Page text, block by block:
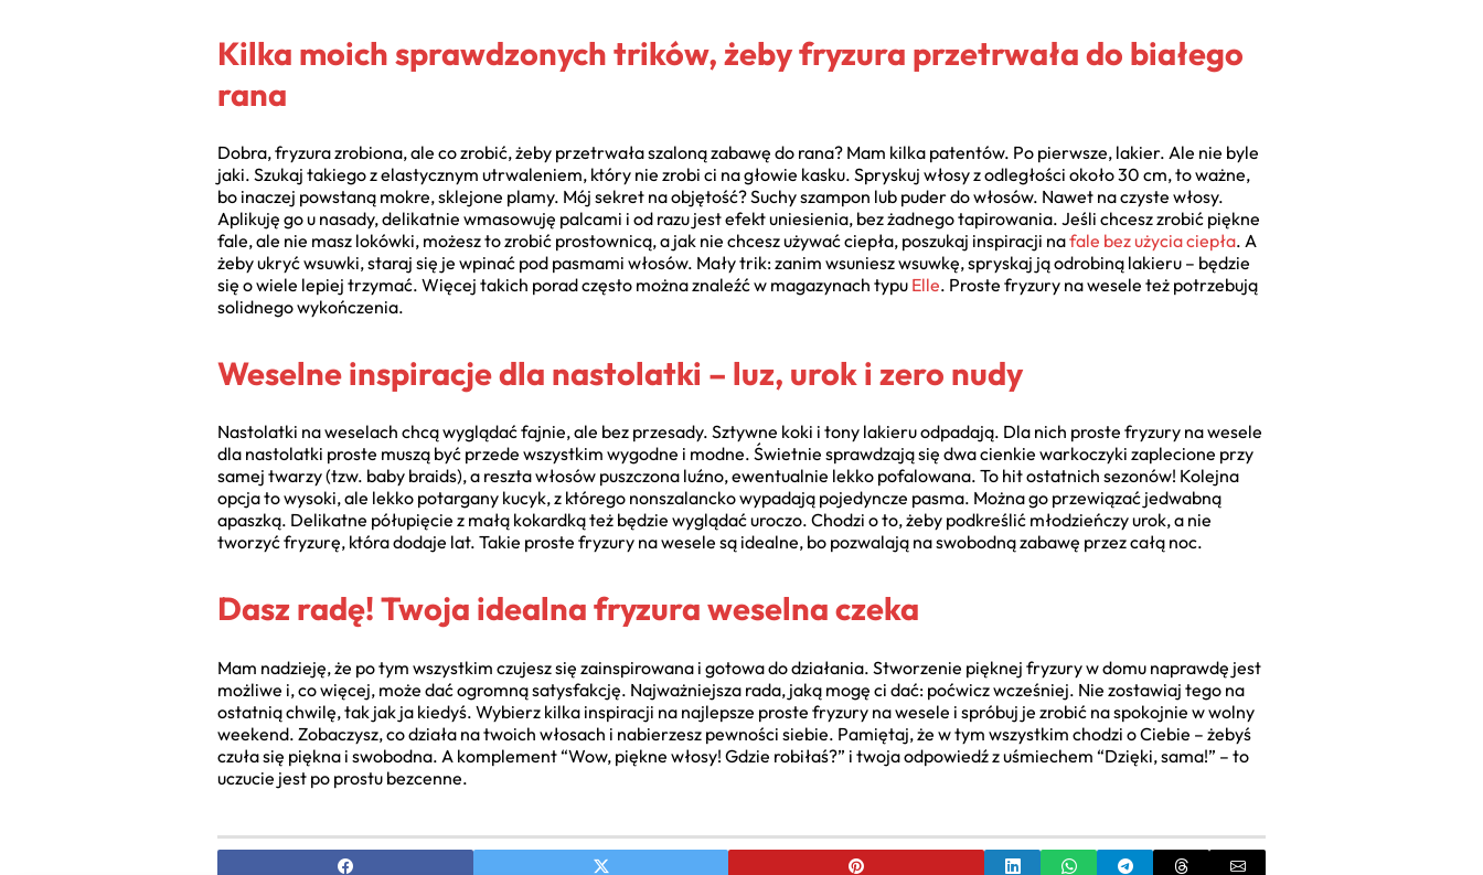
Kilka moich sprawdzonych trików, żeby fryzura przetrwała do białego
rana
Dobra, fryzura zrobiona, ale co zrobić, żeby przetrwała szaloną zabawę do rana? Mam kilka patentów. Po pierwsze, lakier. Ale nie byle
jaki. Szukaj takiego z elastycznym utrwaleniem, który nie zrobi ci na głowie kasku. Spryskuj włosy z odległości około 30 cm, to ważne,
bo inaczej powstaną mokre, sklejone plamy. Mój sekret na objętość? Suchy szampon lub puder do włosów. Nawet na czyste włosy.
Aplikuję go u nasady, delikatnie wmasowuję palcami i od razu jest efekt uniesienia, bez żadnego tapirowania. Jeśli chcesz zrobić piękne
fale, ale nie masz lokówki, możesz to zrobić prostownicą, a jak nie chcesz używać ciepła, poszukaj inspiracji nafale bez użycia ciepła. A
żeby ukryć wsuwki, staraj się je wpinać pod pasmami włosów. Mały trik: zanim wsuniesz wsuwkę, spryskaj ją odrobiną lakieru – będzie
się o wiele lepiej trzymać. Więcej takich porad często można znaleźć w magazynach typu Elle. Proste fryzury na wesele też potrzebują
solidnego wykończenia.
Weselne inspiracje dla nastolatki – luz, urok i zero nudy
Nastolatki na weselach chcą wyglądać fajnie, ale bez przesady. Sztywne koki i tony lakieru odpadają. Dla nich proste fryzury na wesele
dla nastolatki proste muszą być przede wszystkim wygodne i modne. Świetnie sprawdzają się dwa cienkie warkoczyki zaplecione przy
samej twarzy (tzw. baby braids), a reszta włosów puszczona luźno, ewentualnie lekko pofalowana. To hit ostatnich sezonów! Kolejna
opcja to wysoki, ale lekko potargany kucyk, z którego nonszalancko wypadają pojedyncze pasma. Można go przewiązać jedwabną
apaszką. Delikatne półupięcie z małą kokardką też będzie wyglądać uroczo. Chodzi o to, żeby podkreślić młodzieńczy urok, a nie
tworzyć fryzurę, która dodaje lat. Takie proste fryzury na wesele są idealne, bo pozwalają na swobodną zabawę przez całą noc.
Dasz radę! Twoja idealna fryzura weselna czeka
Mam nadzieję, że po tym wszystkim czujesz się zainspirowana i gotowa do działania. Stworzenie pięknej fryzury w domu naprawdę jest
możliwe i, co więcej, może dać ogromną satysfakcję. Najważniejsza rada, jaką mogę ci dać: poćwicz wcześniej. Nie zostawiaj tego na
ostatnią chwilę, tak jak ja kiedyś. Wybierz kilka inspiracji na najlepsze proste fryzury na wesele i spróbuj je zrobić na spokojnie w wolny
weekend. Zobaczysz, co działa na twoich włosach i nabierzesz pewności siebie. Pamiętaj, że w tym wszystkim chodzi o Ciebie – żebyś
czuła się piękna i swobodna. A komplement “Wow, piękne włosy! Gdzie robiłaś?” i twoja odpowiedź z uśmiechem “Dzięki, sama!” – to
uczucie jest po prostu bezcenne.